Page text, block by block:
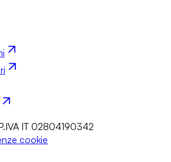
IT 02804190342
cookie